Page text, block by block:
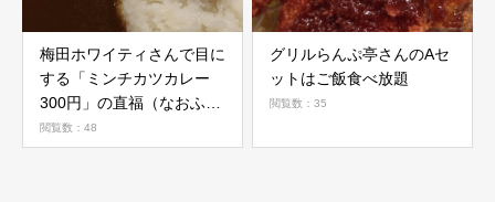
梅田ホワイティさんで目に
する「ミンチカツカレー
300円」の直福（なおふ
く）さん
閲覧数：48
グリルらんぷ亭さんのAセ
ットはご飯食べ放題
閲覧数：35